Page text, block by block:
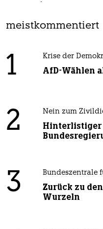
meistkommentiert
1 Krise der
AfD-Wählen
2 Nein zum
Hinterlistiger
3 Bundeszentrale
Zurück zu
Wurzeln